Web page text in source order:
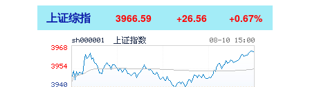
上证综指 3966.59 +26.56 +0.67%